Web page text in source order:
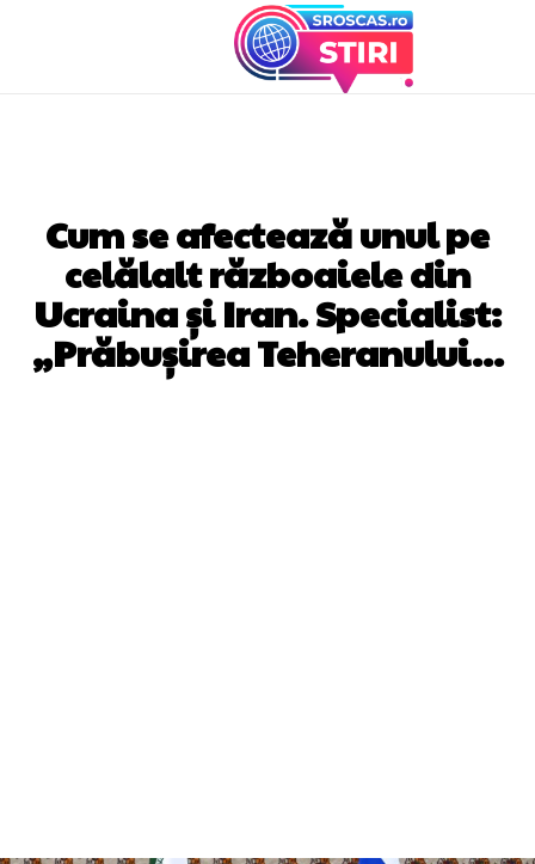
Cum se afectează unul pe
celălalt războaiele din
Ucraina și Iran. Specialist:
„Prăbușirea Teheranului…